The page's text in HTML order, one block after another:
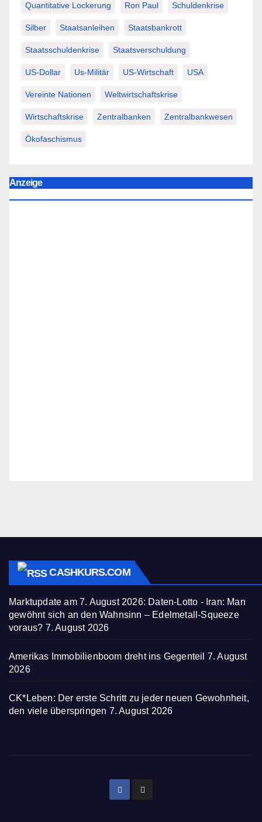
Quantitative Lockerung Ron Paul Schuldenkrise
Silber Staatsanleihen Staatsbankrott
Staatsschuldenkrise Staatsverschuldung
US-Dollar Us-Militär US-Wirtschaft USA
Vereinte Nationen Weltwirtschaftskrise
Wirtschaftskrise Zentralbanken Zentralbankwesen
Ökofaschismus
Anzeige
CASHKURS.COM
Marktupdate am 7. August 2026: Daten-Lotto - Iran: Man
gewöhnt sich an den Wahnsinn – Edelmetall-Squeeze
voraus? 7. August 2026
Amerikas Immobilienboom dreht ins Gegenteil 7. August
2026
CK*Leben: Der erste Schritt zu jeder neuen Gewohnheit,
den viele überspringen 7. August 2026